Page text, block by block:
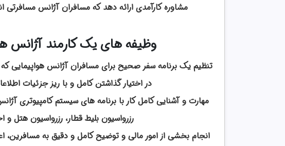
مشاوره کارآمدی ارائه دهد کهمسافران آژانس مسافرتی
وظیفه های یک کارمند آژانس
تنظیم یک برنامه سفر صحیح برای مسافران آژانس هواپیمایی
در اختیار گذاشتن کامل و با ریز جزئیات
مهارت و آشنایی کامل کار با برنامه های سیستم کامپیوتری
رزرواسیون بلیط قطار، رزرواسیون هتل و
انجام بخشی از امور مالی و توضیح کامل و دقیق به مسافرین،